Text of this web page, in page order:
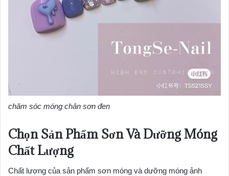
chăm sóc móng chân sơn đen
Chọn Sản Phẩm Sơn Và Dưỡng Móng
Chất Lượng
Chất lượng của sản phẩm sơn móng và dưỡng móng ảnh